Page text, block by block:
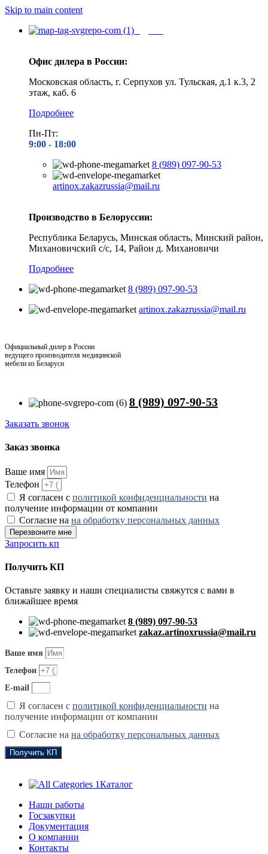
Skip to main content
Офис дилера в России:
Московская область, г. Серпухов ул. Тульская, д.1 к.3, 2
этаж, каб. 6
Подробнее
Пн-Пт:
9:00 - 18:00
8 (989) 097-90-53
artinox.zakazrussia@mail.ru
Производство в Белоруссии:
Республика Беларусь, Минская область, Минский район,
Михановичский с/с, 14, Район д. Михановичи
Подробнее
8 (989) 097-90-53
artinox.zakazrussia@mail.ru
Официальный дилер в России
ведущего производителя медицинской
мебели из Беларуси
8 (989) 097-90-53
Заказать звонок
Заказ звонка
Ваше имя
Телефон
Я согласен с политикой конфиденциальности на
получение информации от компании
Согласие на на обработку персональных данных
Перезвоните мне
Запросить кп
Получить КП
Оставьте заявку и наши специалисты свяжутся с вами в
ближайшее время
8 (989) 097-90-53
zakaz.artinoxrussia@mail.ru
Ваше имя
Телефон
E-mail
Я согласен с политикой конфиденциальности на
получение информации от компании
Согласие на на обработку персональных данных
Получить КП
Каталог
Наши работы
Госзакупки
Документация
О компании
Контакты